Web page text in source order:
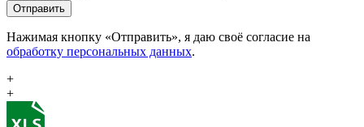
Отправить
Нажимая кнопку «Отправить», я даю своё согласие на
обработку персональных данных.
+
+